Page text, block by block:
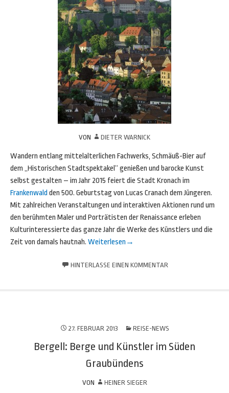
VON DIETER WARNICK
Wandern entlang mittelalterlichen Fachwerks, Schmäuß-Bier auf
dem „Historischen Stadtspektakel“ genießen und barocke Kunst
selbst gestalten – im Jahr 2015 feiert die Stadt Kronach im
Frankenwald den 500. Geburtstag von Lucas Cranach dem Jüngeren.
Mit zahlreichen Veranstaltungen und interaktiven Aktionen rund um
den berühmten Maler und Porträtisten der Renaissance erleben
Kulturinteressierte das ganze Jahr die Werke des Künstlers und die
Zeit von damals hautnah. Weiterlesen →
HINTERLASSE EINEN KOMMENTAR
27. FEBRUAR 2013 REISE-NEWS
Bergell: Berge und Künstler im Süden
Graubündens
VON HEINER SIEGER